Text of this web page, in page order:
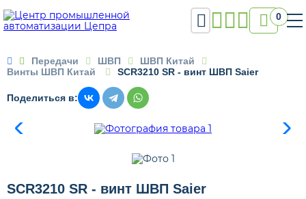
 0
 Передачи ШВП
ШВП Китай
Винты ШВП Китай
SCR3210 SR - винт ШВП Saier
Поделиться в:
SCR3210 SR - винт ШВП Saier